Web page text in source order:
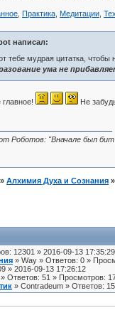
Практика Медитации
написал:
тебе мудрая цитатка, чтобы
ума не
Не
Роботов: "Вначале был
» Алхимия Духа и Сознания
12301 » 2016-09-13 17:35:29
» Way » Ответов: 0 »
» 2016-09-13 17:26:12
Ответов: 51 » Просмотров:
» Contradeum » Ответов: